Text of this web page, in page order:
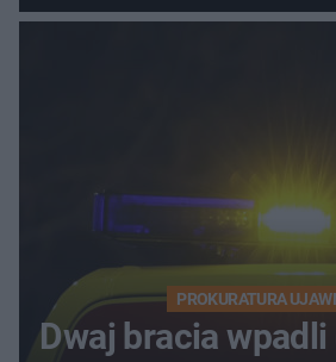
PROKURATURA
Dwaj bracia wpadli